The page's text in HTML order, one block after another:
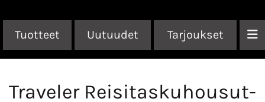
Tuotteet Uutuudet Tarjoukset
Traveler Reisitaskuhousut-